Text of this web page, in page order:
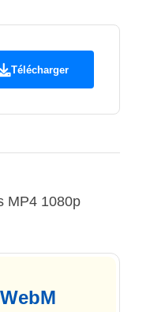
Télécharger
MP4 1080p